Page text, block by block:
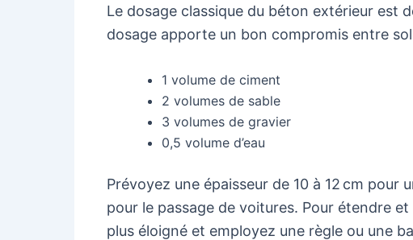
Le dosage classique du béton extérieur est
dosage apporte un bon compromis entre
1 volume de ciment
2 volumes de sable
3 volumes de gravier
0,5 volume d’eau
Prévoyez une épaisseur de 10 à 12 cm pour
pour le passage de voitures. Pour étendre
plus éloigné et employez une règle ou une